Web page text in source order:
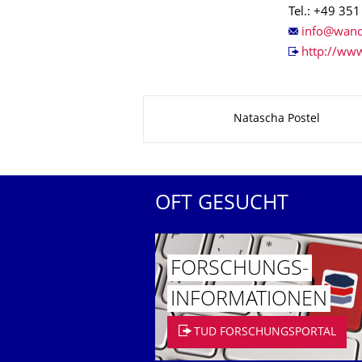
Tel.: +49
http://
Natascha Postel
OFT GESUCHT
FORSCHUNGS­
INFORMATIO­NEN
TUD FORSCHUNGSPORTAL